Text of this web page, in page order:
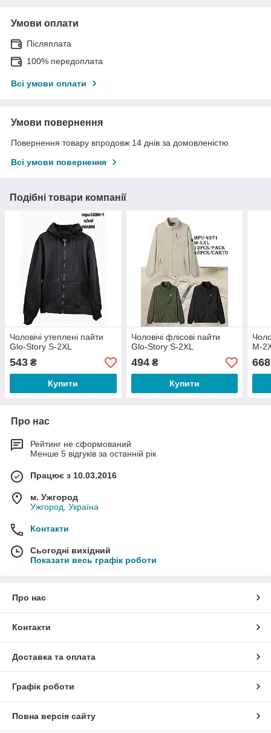
Умови оплати
Післяплата
100% передоплата
Всі умови оплати
Умови повернення
Повернення товару впродовж 14 днів за домовленістю
Всі умови повернення
Подібні товари компанії
Чоловічі утеплені пайти
Glo-Story S-2XL
543 ₴
Купити
Чоловічі флісові пайти
Glo-Story S-2XL
494₴
Купити
М-
668
Про нас
Рейтинг не сформований
Менше 5 відгуків за останній рік
Працює з 10.03.2016
м. Ужгород
Ужгород, Україна
Контакти
Сьогодні вихідний
Показати весь графік роботи
Про нас
Контакти
Доставка та оплата
Графік роботи
Повна версія сайту